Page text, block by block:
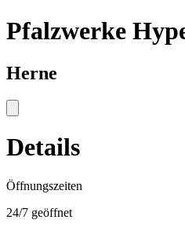
Pfalzwerke
Herne
Details
Öffnungszeiten
24/7 geöffnet